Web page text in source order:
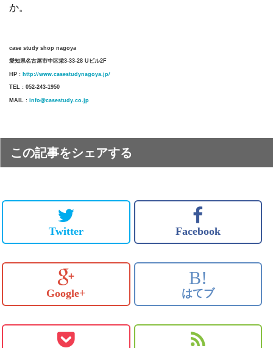
か。
case study shop nagoya
愛知県名古屋市中区栄3-33-28 Uビル2F
HP : http://www.casestudynagoya.jp/
TEL : 052-243-1950
MAIL : info@casestudy.co.jp
この記事をシェアする
Twitter Facebook
Google+
B!
はてブ